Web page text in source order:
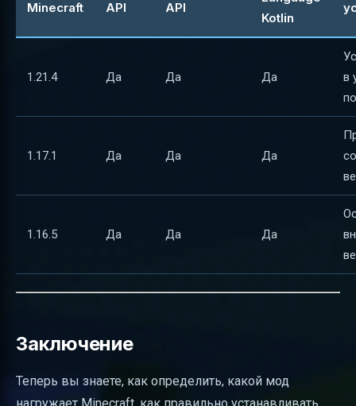
Minecraft
API
API
Kotlin
1.21.4 Да Да Да
в
1.17.1 Да Да Да
1.16.5 Да Да Да
Заключение
Теперь вы знаете, как определить, какой мод